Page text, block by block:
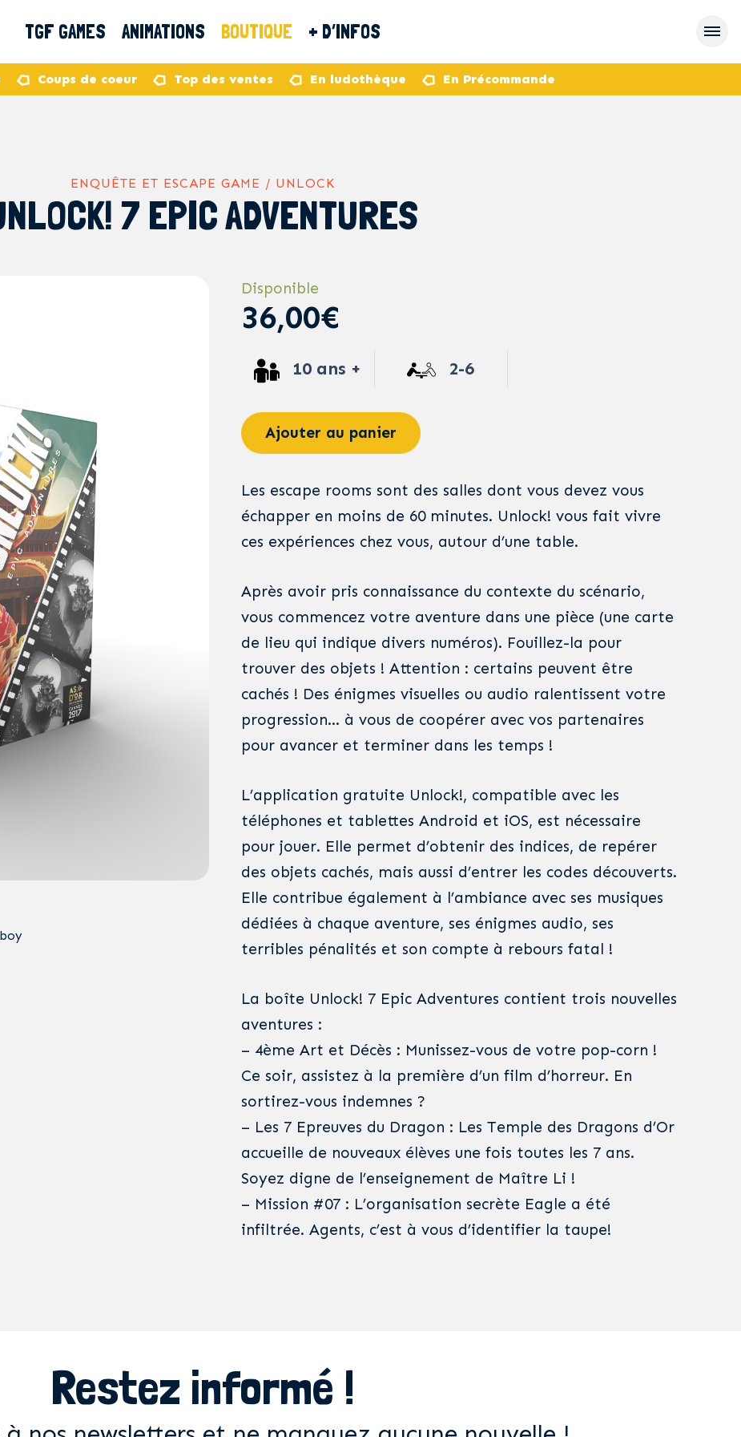
TGF GAMES ANIMATIONS BOUTIQUE + D’INFOS
Coups de coeur Top des ventes En ludothèque En Précommande
ENQUÊTE ET ESCAPE GAME / UNLOCK
7 EPIC ADVENTURES
Disponible
36,00€
10 ans + 2-6
Ajouter au panier
Les escape rooms sont des salles dont vous devez vous
échapper en moins de 60 minutes. Unlock! vous fait vivre
ces expériences chez vous, autour d’une table.
Après avoir pris connaissance du contexte du scénario,
vous commencez votre aventure dans une pièce (une carte
de lieu qui indique divers numéros). Fouillez-la pour
trouver des objets ! Attention : certains peuvent être
cachés ! Des énigmes visuelles ou audio ralentissent votre
progression… à vous de coopérer avec vos partenaires
pour avancer et terminer dans les temps !
L’application gratuite Unlock!, compatible avec les
téléphones et tablettes Android et iOS, est nécessaire
pour jouer. Elle permet d’obtenir des indices, de repérer
des objets cachés, mais aussi d’entrer les codes découverts.
Elle contribue également à l’ambiance avec ses musiques
dédiées à chaque aventure, ses énigmes audio, ses
terribles pénalités et son compte à rebours fatal !
La boîte Unlock! 7 Epic Adventures contient trois nouvelles
aventures :
– 4ème Art et Décès : Munissez-vous de votre pop-corn !
Ce soir, assistez à la première d’un film d’horreur. En
sortirez-vous indemnes ?
– Les 7 Epreuves du Dragon : Les Temple des Dragons d’Or
accueille de nouveaux élèves une fois toutes les 7 ans.
Soyez digne de l’enseignement de Maître Li !
– Mission #07 : L’organisation secrète Eagle a été
infiltrée. Agents, c’est à vous d’identifier la taupe!
Restez informé !